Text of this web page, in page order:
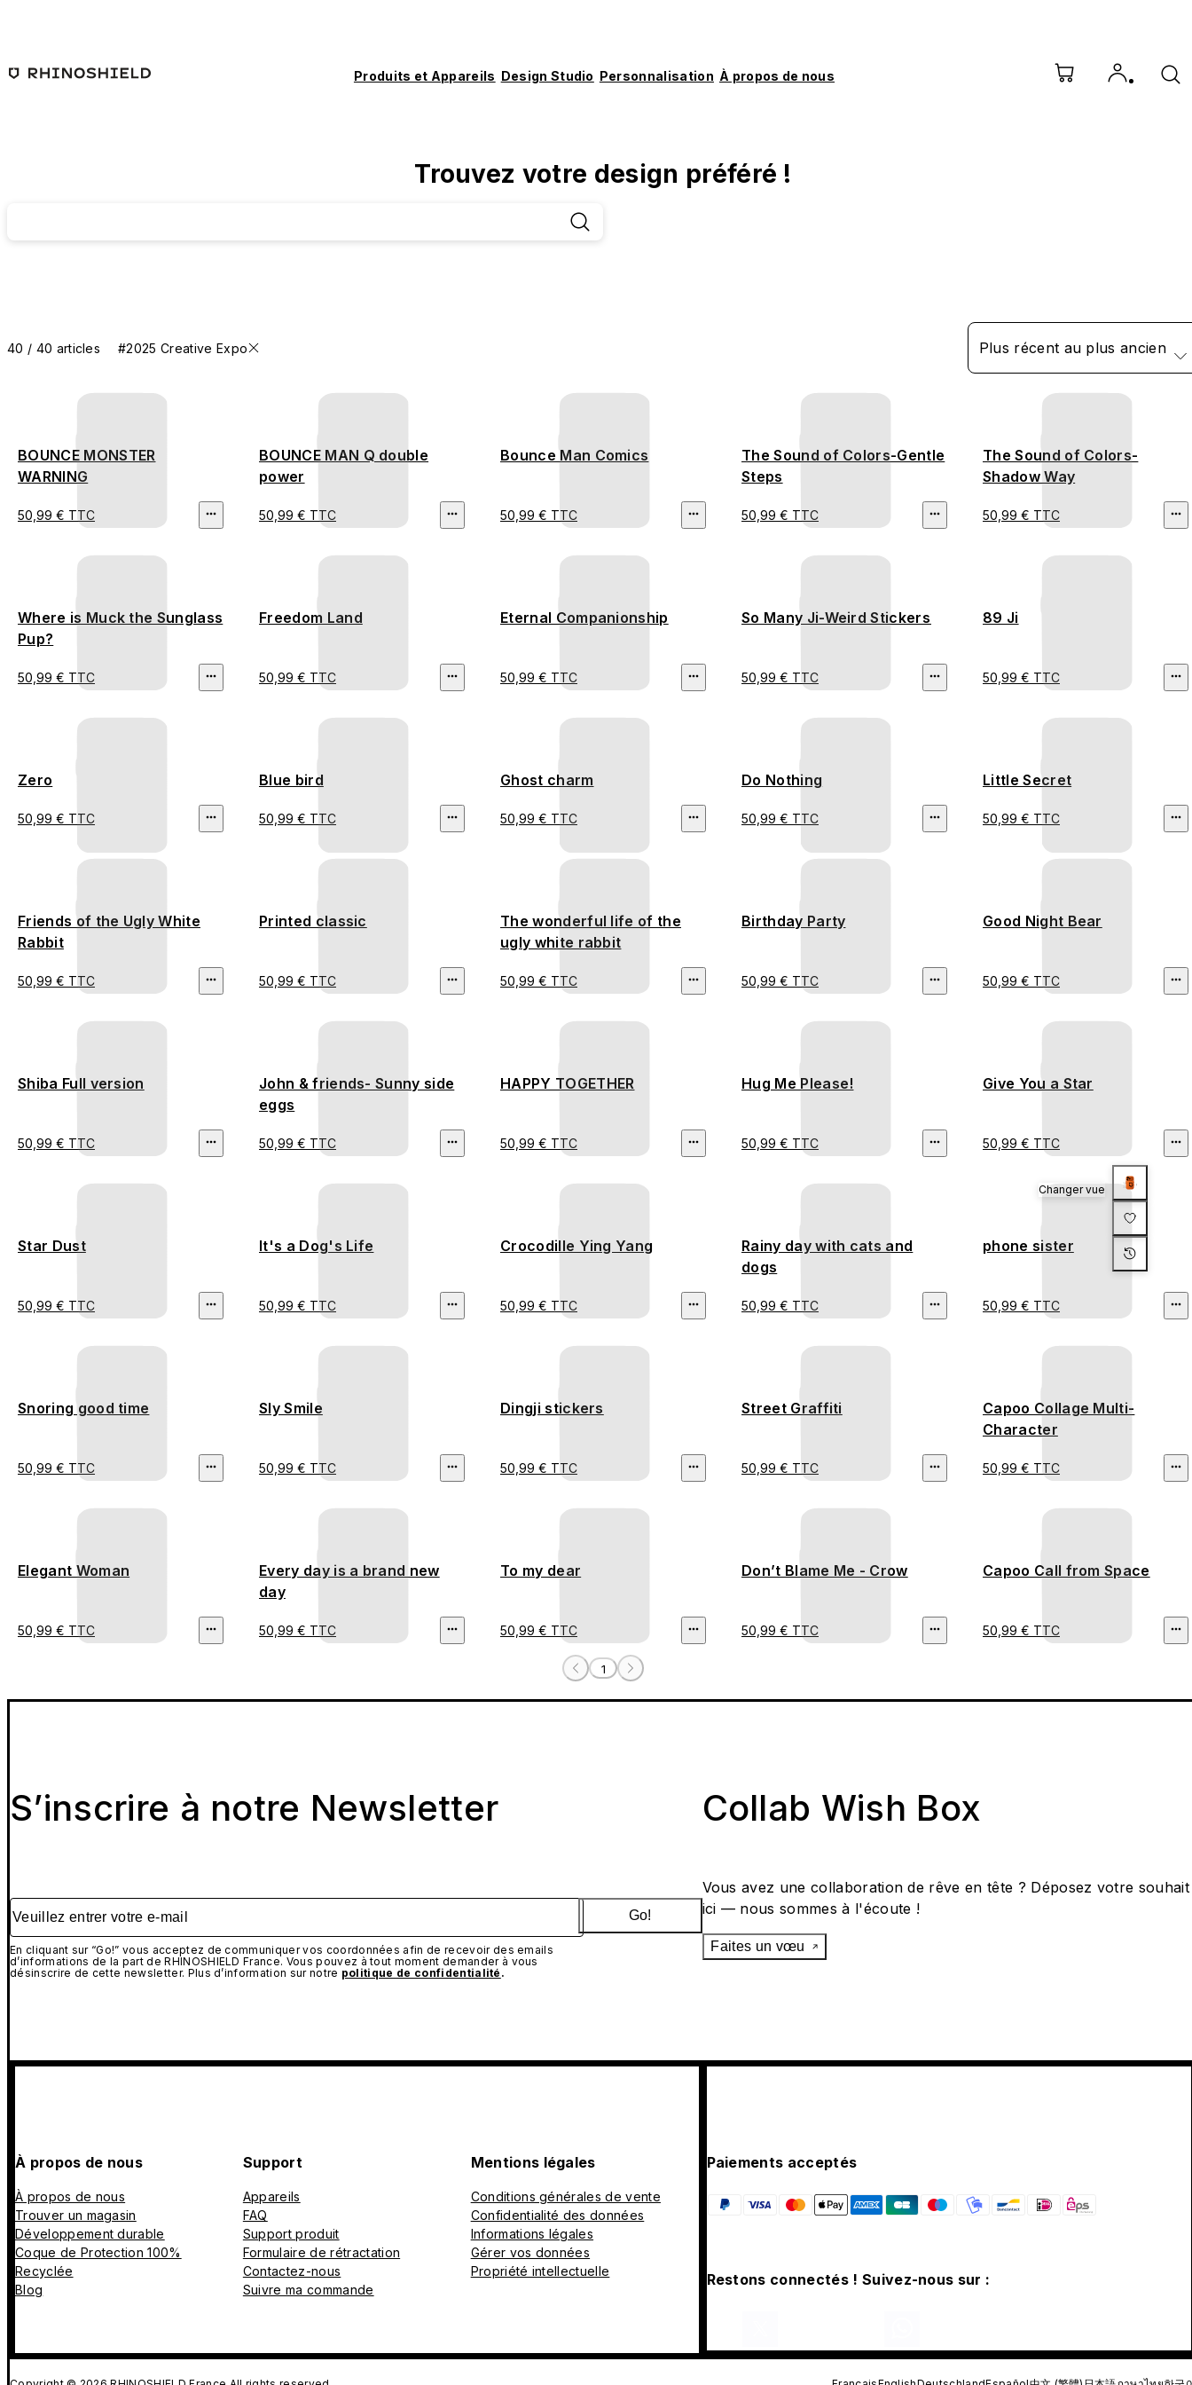
Produits et Appareils Design Studio Personnalisation À propos de nous
Trouvez votre design préféré !
40 / 40 articles #2025 Creative Expo Plus récent au plus ancien
BOUNCE MONSTER
WARNING
50,99 € TTC
BOUNCE MAN Q double
power
50,99 € TTC
Bounce Man Comics
50,99 € TTC
The Sound of Colors-Gentle
Steps
50,99 € TTC
The Sound of Colors-
Shadow Way
50,99 € TTC
Where is Muck the Sunglass
Pup?
50,99 € TTC
Freedom Land
50,99 € TTC
Eternal Companionship
50,99 € TTC
So Many Ji-Weird Stickers
50,99 € TTC
89 Ji
50,99 € TTC
Zero
50,99 € TTC
Blue bird
50,99 € TTC
Ghost charm
50,99 € TTC
Do Nothing
50,99 € TTC
Little Secret
50,99 € TTC
Friends of the Ugly White
Rabbit
50,99 € TTC
Printed classic
50,99 € TTC
The wonderful life of the
ugly white rabbit
50,99 € TTC
Birthday Party
50,99 € TTC
Good Night Bear
50,99 € TTC
Shiba Full version
50,99 € TTC
John & friends- Sunny side
eggs
50,99 € TTC
HAPPY TOGETHER
50,99 € TTC
Hug Me Please!
50,99 € TTC
Give You a Star
50,99 € TTC
Star Dust
50,99 € TTC
It's a Dog's Life
50,99 € TTC
Crocodille Ying Yang
50,99 € TTC
Rainy day with cats and
dogs
50,99 € TTC
phone sister
50,99 € TTC
Snoring good time
50,99 € TTC
Sly Smile
50,99 € TTC
Dingji stickers
50,99 € TTC
Street Graffiti
50,99 € TTC
Capoo Collage Multi-
Character
50,99 € TTC
Elegant Woman
50,99 € TTC
Every day is a brand new
day
50,99 € TTC
To my dear
50,99 € TTC
Don’t Blame Me - Crow
50,99 € TTC
Capoo Call from Space
50,99 € TTC
1
Changer vue
S’inscrire à notre Newsletter
Veuillez entrer votre e-mail
En cliquant sur “Go!” vous acceptez de communiquer vos coordonnées afin de recevoir des emails
d’informations de la part de RHINOSHIELD France. Vous pouvez à tout moment demander à vous
désinscrire de cette newsletter. Plus d’information sur notre politique de confidentialité .
Go!
Collab Wish Box
Vous avez une collaboration de rêve en tête ? Déposez votre souhait
ici — nous sommes à l'écoute !
Faites un vœu
À propos de nous
À propos de nous
Trouver un magasin
Développement durable
Coque de Protection 100%
Recyclée
Blog
Support
Appareils
FAQ
Support produit
Formulaire de rétractation
Contactez-nous
Suivre ma commande
Mentions légales
Conditions générales de vente
Confidentialité des données
Informations légales
Gérer vos données
Propriété intellectuelle
Paiements acceptés
Restons connectés ! Suivez-nous sur :